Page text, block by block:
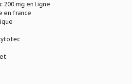
200 mg en ligne
en france